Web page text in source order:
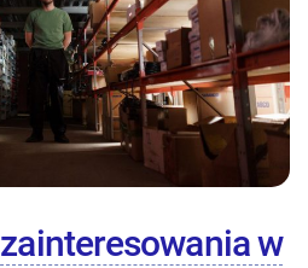
zainteresowania w